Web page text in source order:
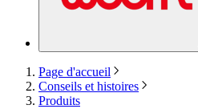
Page d'accueil
Conseils et histoires
Produits